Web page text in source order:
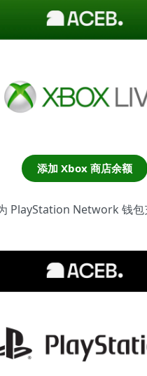
添加 Xbox 商店余额
PlayStation Network 钱